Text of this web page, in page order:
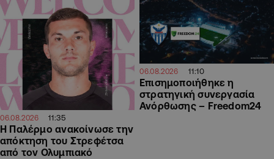
06.08.2026 11:35
Η Παλέρμο ανακοίνωσε την
απόκτηση του Στρεφέτσα
από τον Ολυμπιακό
06.08.2026 11:10
Επισημοποιήθηκε η
στρατηγική συνεργασία
Ανόρθωσης – Freedom24